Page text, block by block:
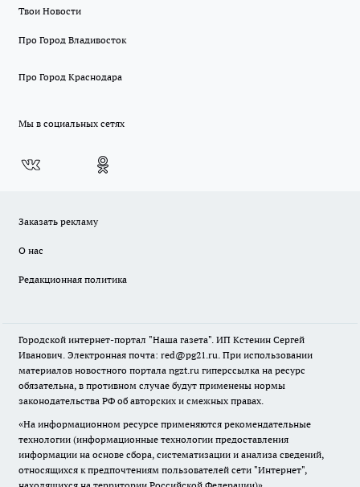
Твои Новости
Про Город Владивосток
Про Город Краснодара
Мы в социальных сетях
Заказать рекламу
О нас
Редакционная политика
Городской интернет-портал "Наша газета". ИП Кстенин Сергей
Иванович. Электронная почта: red@pg21.ru. При использовании
материалов новостного портала ngzt.ru гиперссылка на ресурс
обязательна, в противном случае будут применены нормы
законодательства РФ об авторских и смежных правах.
«На информационном ресурсе применяются рекомендательные
технологии (информационные технологии предоставления
информации на основе сбора, систематизации и анализа сведений,
относящихся к предпочтениям пользователей сети "Интернет",